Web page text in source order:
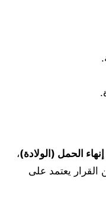
إنهاء الحمل (الولادة)،
يعتمد على